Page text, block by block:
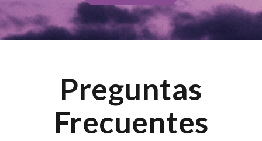
mes
%
Preguntas
Frecuentes